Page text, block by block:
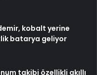
kobalt yerine
batarya geliyor
takibi özellikli akıllı